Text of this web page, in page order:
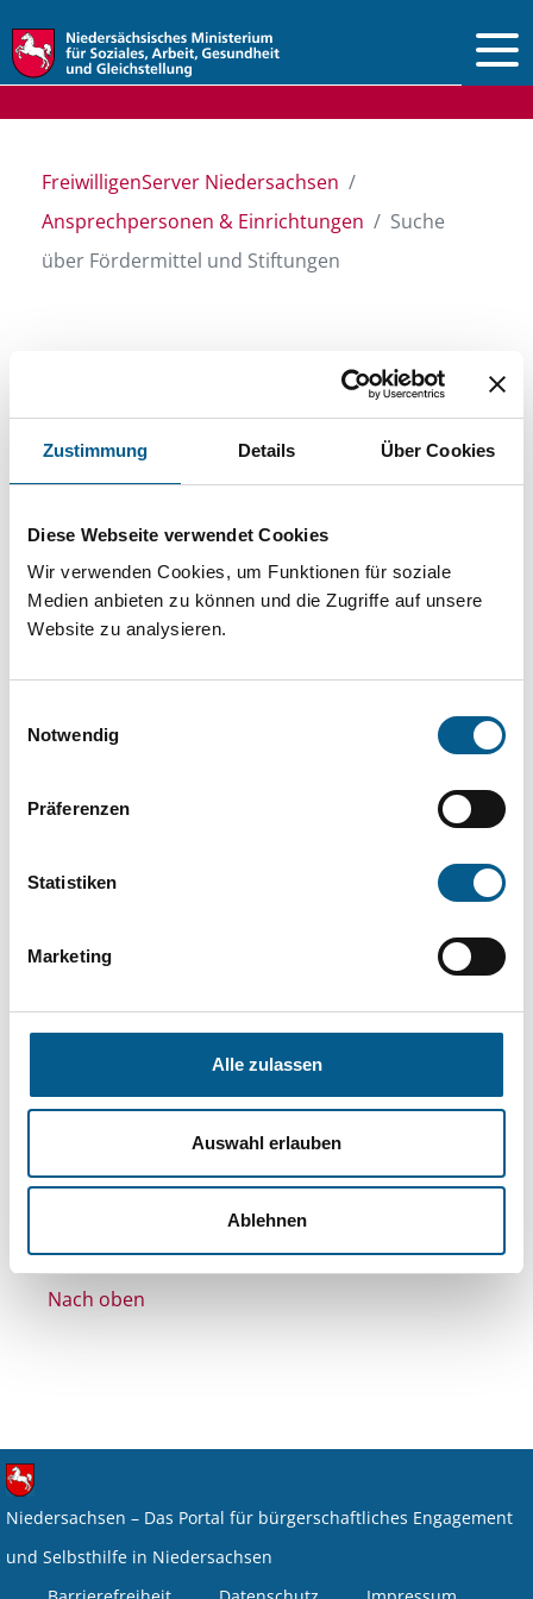
Zustimmung Details Über Cookies
Diese Webseite verwendet Cookies
Wir verwenden Cookies, um Funktionen für soziale
Medien anbieten zu können und die Zugriffe auf unsere
Website zu analysieren.
Notwendig
Präferenzen
Statistiken
Marketing
Alle zulassen
Auswahl erlauben
Ablehnen
FreiwilligenServer Niedersachsen
Ansprechpersonen & Einrichtungen
Suche
über Fördermittel und Stiftungen
Suche über Stiftungen
und Fördermittel
Projekt oder ein Vorhaben? Hier können Sie
direkt über unsere Fördermitteldatenbank und
Stiftungsdatenbank recherchieren. Bei der
können durch die Wahl von Bereichen oder
Bereiche: Stiftungen
Themen: Kirchliche Zwecke
Alle Filter entfernen
Nach oben
Niedersachsen – Das Portal für bürgerschaftliches Engagement
und Selbsthilfe in Niedersachsen